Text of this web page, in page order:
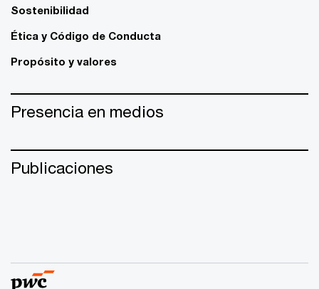
Sostenibilidad
Ética y Código de Conducta
Propósito y valores
Presencia en medios
Publicaciones